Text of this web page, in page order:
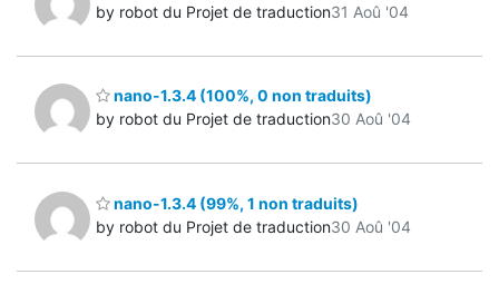
by robot du Projet de traduction31 Aoû '04
nano-1.3.4 (100%, 0 non traduits)
by robot du Projet de traduction30 Aoû '04
nano-1.3.4 (99%, 1 non traduits)
by robot du Projet de traduction30 Aoû '04